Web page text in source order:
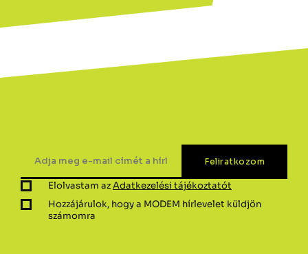
Elolvastam azAdatkezelési tájékoztatót
Hozzájárulok, hogy a MODEM hírlevelet küldjön
számomra